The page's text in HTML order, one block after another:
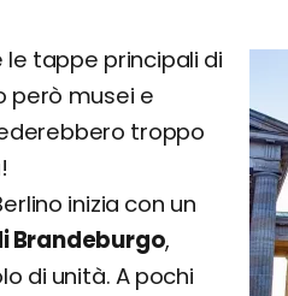
tappe principali di
però musei e
troppo
inizia con un
Brandeburgo,
di unità. A pochi